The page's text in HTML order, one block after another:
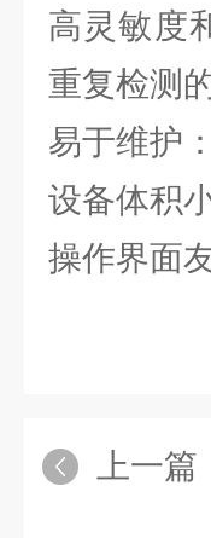
高灵敏度
重复检测
易于维护：
设备体积
操作界面
上一篇